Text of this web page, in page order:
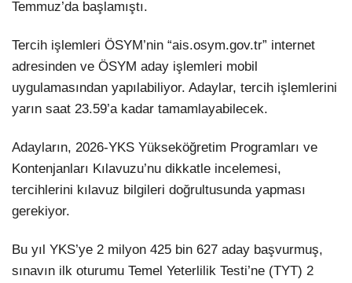
Temmuz’da başlamıştı.
Tercih işlemleri ÖSYM’nin “ais.osym.gov.tr” internet
adresinden ve ÖSYM aday işlemleri mobil
uygulamasından yapılabiliyor. Adaylar, tercih işlemlerini
yarın saat 23.59’a kadar tamamlayabilecek.
Adayların, 2026-YKS Yükseköğretim Programları ve
Kontenjanları Kılavuzu’nu dikkatle incelemesi,
tercihlerini kılavuz bilgileri doğrultusunda yapması
gerekiyor.
Bu yıl YKS’ye 2 milyon 425 bin 627 aday başvurmuş,
sınavın ilk oturumu Temel Yeterlilik Testi’ne (TYT) 2